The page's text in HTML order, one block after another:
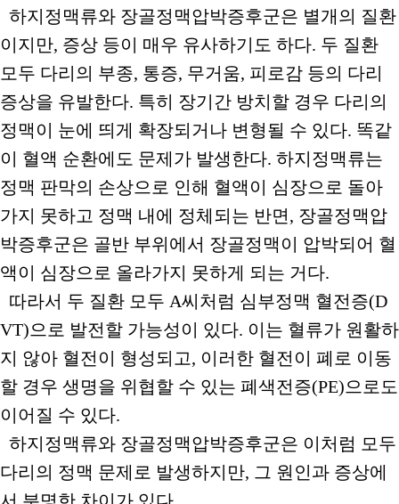
하지정맥류와 장골정맥압박증후군은 별개의 질환
이지만, 증상 등이 매우 유사하기도 하다. 두 질환
모두 다리의 부종, 통증, 무거움, 피로감 등의 다리
증상을 유발한다. 특히 장기간 방치할 경우 다리의
정맥이 눈에 띄게 확장되거나 변형될 수 있다. 똑같
이 혈액 순환에도 문제가 발생한다. 하지정맥류는
정맥 판막의 손상으로 인해 혈액이 심장으로 돌아
가지 못하고 정맥 내에 정체되는 반면, 장골정맥압
박증후군은 골반 부위에서 장골정맥이 압박되어 혈
액이 심장으로 올라가지 못하게 되는 거다.
따라서 두 질환 모두 A씨처럼 심부정맥 혈전증(D
VT)으로 발전할 가능성이 있다. 이는 혈류가 원활하
지 않아 혈전이 형성되고, 이러한 혈전이 폐로 이동
할 경우 생명을 위협할 수 있는 폐색전증(PE)으로도
이어질 수 있다.
하지정맥류와 장골정맥압박증후군은 이처럼 모두
다리의 정맥 문제로 발생하지만, 그 원인과 증상에